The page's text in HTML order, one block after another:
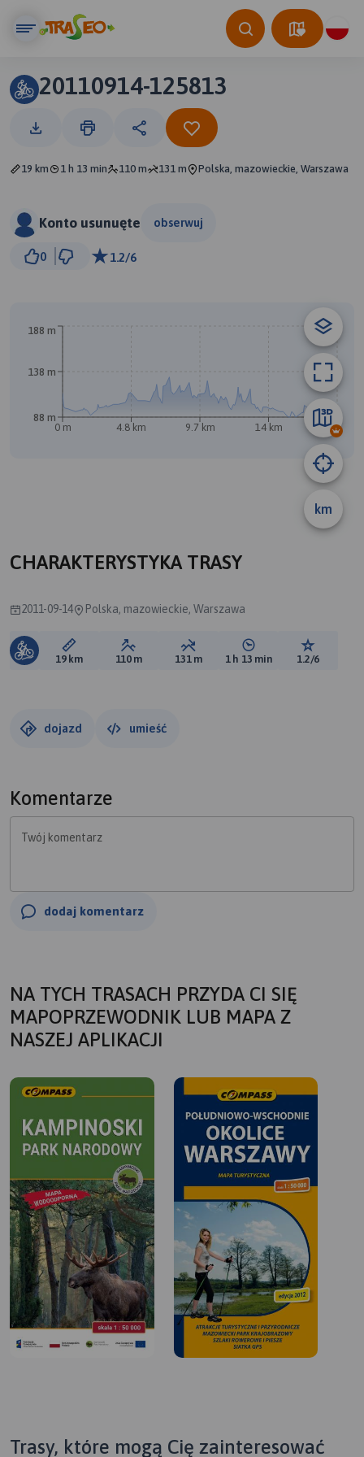
20110914-125813
19 km 1 h 13 min 110 m 131 m Polska, mazowieckie, Warszawa
Konto usunuęte obserwuj
0 1.2/6
km
0 m 4.8 km 9.7 km 14 km 19 km
88 m
138 m
188 m
CHARAKTERYSTYKA TRASY
2011-09-14 Polska, mazowieckie, Warszawa
Długość trasy:
19 km Suma przewyższeń:
110 m Suma spadków:
131 m Średni czas potrzebny
1 h 13 min Ocena
1.2/6
dojazd umieść
Komentarze
Twój komentarz
dodaj komentarz
NA TYCH TRASACH PRZYDA CI SIĘ
MAPOPRZEWODNIK LUB MAPA Z
NASZEJ APLIKACJI
Trasy, które mogą Cię zainteresować